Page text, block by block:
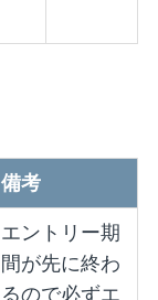
備考
エントリー期
間が先に終わ
るので必ずエ